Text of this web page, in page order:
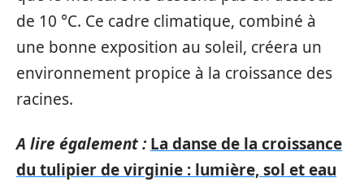
de 10 °C. Ce cadre climatique, combiné à
une bonne exposition au soleil, créera un
environnement propice à la croissance des
racines.
A lire également : La danse de la croissance
du tulipier de virginie : lumière, sol et eau